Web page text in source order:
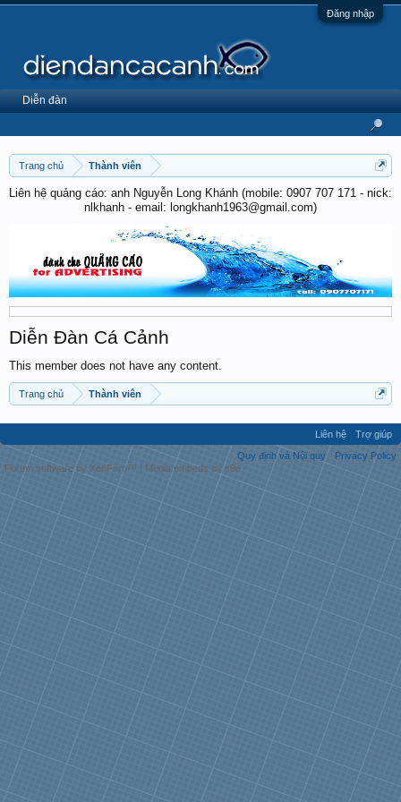
Đăng nhập
Trang chủ Thành viên
Liên hệ quảng cáo: anh Nguyễn Long Khánh (mobile: 0907 707 171 - nick:
nlkhanh - email: longkhanh1963@gmail.com)
Diễn Đàn Cá Cảnh
This member does not have any content.
Trang chủ Thành viên
Diễn đàn
Liên hệ
Trợ giúp
Quy định và Nội quy
Privacy Policy
Forum software by XenForo™ | Media embeds by s9e